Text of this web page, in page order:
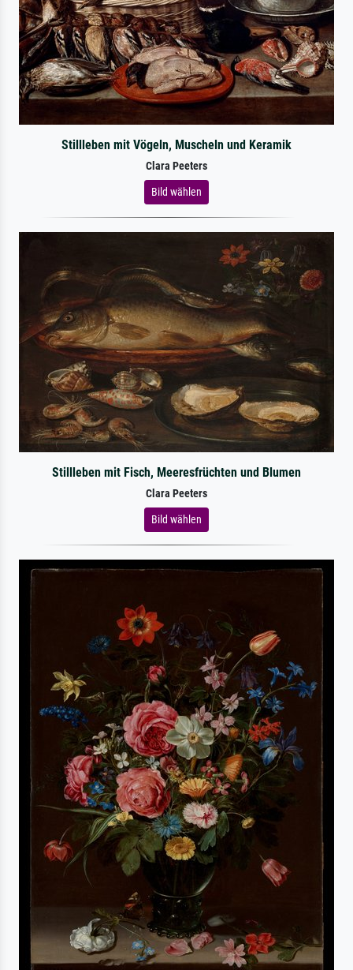
Stillleben mit Vögeln, Muscheln und Keramik
Clara Peeters
Bild wählen
Stillleben mit Fisch, Meeresfrüchten und Blumen
Clara Peeters
Bild wählen